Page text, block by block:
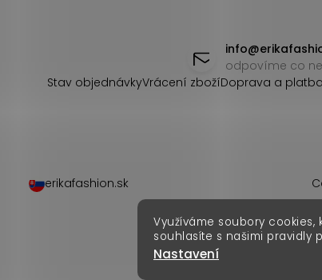
Využíváme soubory
souhlasíte s našimi pravidly
Nastavení
info@
odpovíme co
Stav objednávkyVrácení zbožíDoprava a platba
erikafashion.sk